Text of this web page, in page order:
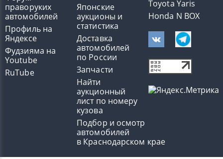
праворуких
автомобилей
Профиль на
Яндексе
Фудзияма на
Youtube
RuTube
Японские
аукционы и
статистика
Доставка
автомобилей
по России
Запчасти
Найти
аукционный
лист по номеру
кузова
Подбор и осмотр
автомобилей
в Краснодарском крае
Toyota Yaris
Honda N BOX